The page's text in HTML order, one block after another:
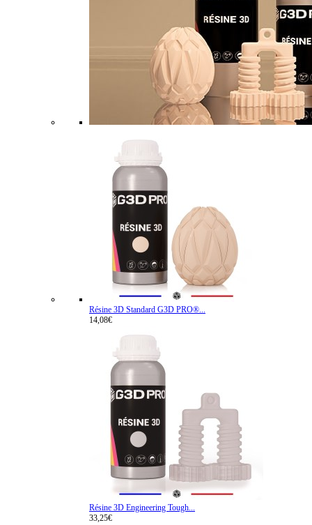
Résine 3D Standard G3D PRO®...
14,08€
Résine 3D Engineering Tough...
33,25€